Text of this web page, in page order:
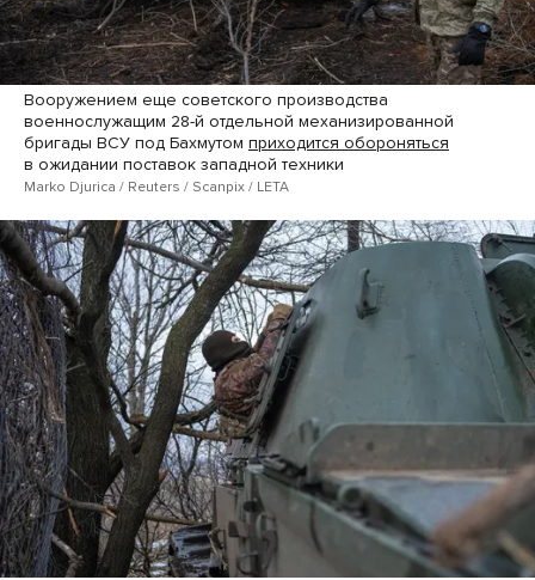
Вооружением еще советского производства
военнослужащим 28-й отдельной механизированной
бригады ВСУ под Бахмутом приходится обороняться
в ожидании поставок западной техники
Marko Djurica / Reuters / Scanpix / LETA